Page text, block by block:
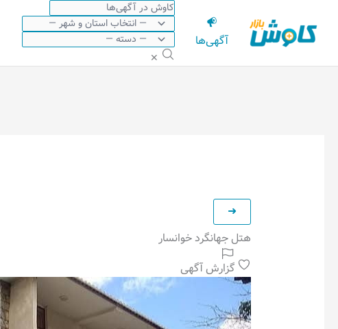
محتوا
آگهی‌ها
✕
هتل جهانگرد خوانسار
گزارش آگهی